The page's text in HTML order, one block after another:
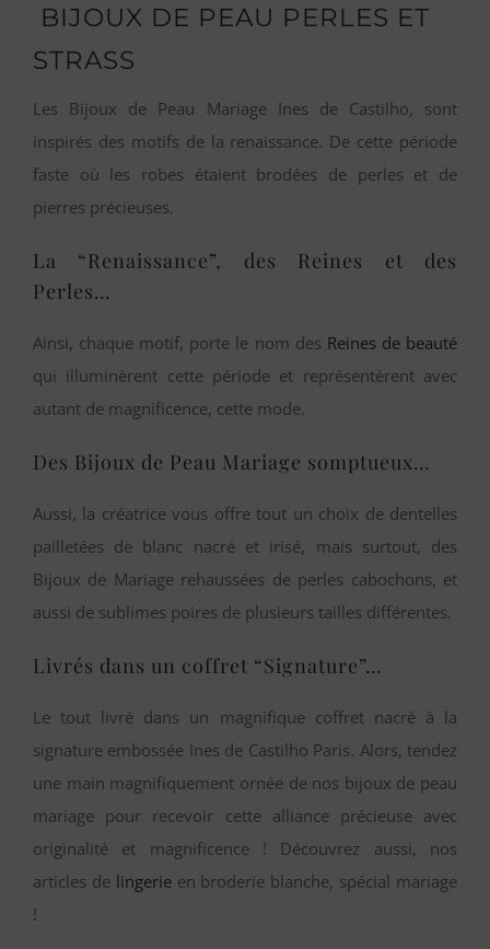
BIJOUX DE PEAU PERLES ET
STRASS
Les Bijoux de Peau Mariage Ines de Castilho, sont
inspirés des motifs de la renaissance. De cette période
faste où les robes étaient brodées de perles et de
pierres précieuses.
La “Renaissance”, des Reines et des
Perles…
Ainsi, chaque motif, porte le nom des Reines de beauté
qui illuminèrent cette période et représentèrent avec
autant de magnificence, cette mode.
Des Bijoux de Peau Mariage somptueux…
Aussi, la créatrice vous offre tout un choix de dentelles
pailletées de blanc nacré et irisé, mais surtout, des
Bijoux de Mariage rehaussées de perles cabochons, et
aussi de sublimes poires de plusieurs tailles différentes.
Livrés dans un coffret “Signature”…
Le tout livré dans un magnifique coffret nacré à la
signature embossée Ines de Castilho Paris. Alors, tendez
une main magnifiquement ornée de nos bijoux de peau
mariage pour recevoir cette alliance précieuse avec
originalité et magnificence ! Découvrez aussi, nos
articles de lingerieen broderie blanche, spécial mariage
!